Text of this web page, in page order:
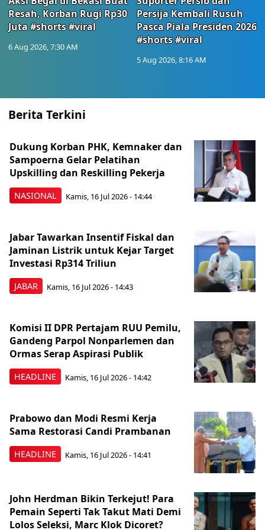
Resah, Korban Rugi Rp30
Juta #shorts #viral
6 Aug 2026, 7:30 AM
Persija Kembali Rusuh
Pasca Piala Presiden 2026
#shorts #viral
5 Aug 2026, 8:16 AM
Berita Terkini
NASIONAL
Dukung Korban PHK, Kemnaker dan
Sampoerna Gelar Pelatihan
Upskilling dan Reskilling Pekerja
Kamis, 16 Jul 2026 - 14:44
JABAR
Jabar Tawarkan Insentif Fiskal dan
Jaminan Listrik untuk Kejar Target
Investasi Rp314 Triliun
Kamis, 16 Jul 2026 - 14:43
HEADLINE
Komisi II DPR Pertajam RUU Pemilu,
Gandeng Parpol Nonparlemen dan
Ormas Serap Aspirasi Publik
Kamis, 16 Jul 2026 - 14:42
HEADLINE
Prabowo dan Modi Resmi Kerja
Sama Restorasi Candi Prambanan
Kamis, 16 Jul 2026 - 14:41
John Herdman Bikin Terkejut! Para
Pemain Seperti Tak Takut Mati Demi
Lolos Seleksi, Marc Klok Dicoret?